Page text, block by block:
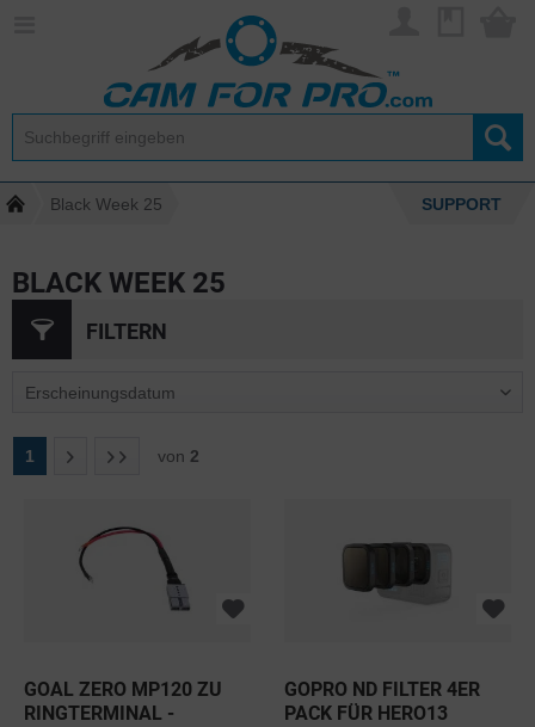
Black Week 25 SUPPORT
BLACK WEEK 25
FILTERN
1 von 2
GOAL ZERO MP120 ZU
RINGTERMINAL -
GOPRO ND FILTER 4ER
PACK FÜR HERO13